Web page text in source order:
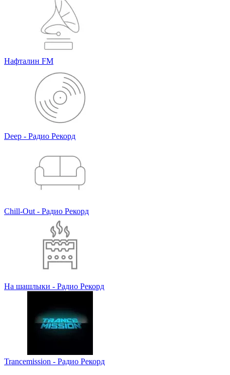
Нафталин FM
Deep - Радио Рекорд
Chill-Out - Радио Рекорд
На шашлыки - Радио Рекорд
Trancemission - Радио Рекорд